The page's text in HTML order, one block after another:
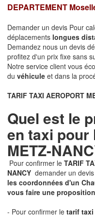
DEPARTEMENT
Demander un devis Pour
déplacements longues
Demandez nous un devis
profitez d'un prix fixe sans
Notre service client vous
du véhicule et dans la
TARIF TAXI AEROPORT
Quel est le
en taxi pour
METZ-
Pour confirmer le TARIF
NANCY demander un
les coordonnées d'un
vous faire une
- Pour confirmer le tarif taxi